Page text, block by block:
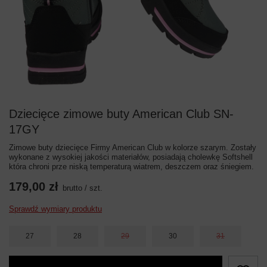
Dziecięce zimowe buty American Club SN-
17GY
Zimowe buty dziecięce Firmy American Club w kolorze szarym. Zostały
wykonane z wysokiej jakości materiałów, posiadają cholewkę Softshell
która chroni prze niską temperaturą wiatrem, deszczem oraz śniegiem.
179,00 zł brutto / szt.
Sprawdź wymiary produktu
27 28 29 30 31